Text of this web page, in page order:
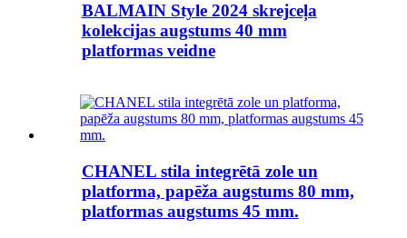
BALMAIN Style 2024 skrejceļa
kolekcijas augstums 40 mm
platformas veidne
CHANEL stila integrētā zole un
platforma, papēža augstums 80 mm,
platformas augstums 45 mm.